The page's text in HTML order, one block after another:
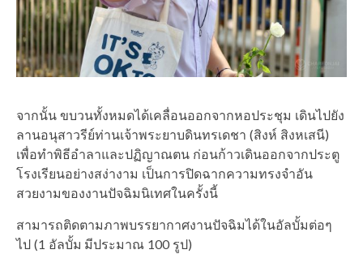
จากนั้น ขบวนทั้งหมดได้เคลื่อนออกจากหอประชุม เดินไปยัง
ลานอนุสาวรีย์ท่านเจ้าพระยาบดินทรเดชา (สิงห์ สิงหเสนี)
เพื่อทำพิธีอำลาและปฏิญาณตน ก่อนก้าวเดินออกจากประตู
โรงเรียนอย่างสง่างาม เป็นการปิดฉากความทรงจำอัน
สวยงามของงานปัจฉิมนิเทศในครั้งนี้
สามารถติดตามภาพบรรยากาศงานปัจฉิมได้ในอัลบั้มต่อๆ
ไป (1 อัลบั้ม มีประมาณ 100 รูป)